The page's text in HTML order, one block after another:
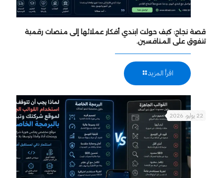
قصة نجاح: كيف حولت ابتدي أفكار عملائها إلى منصات رقمية
تتفوق على المنافسين.
اقرأ المزيد
22 يوليو، 2026